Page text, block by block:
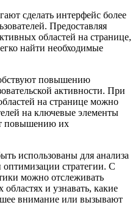
сделать интерфейс более
Предоставляя
областей на странице,
найти необходимые
повышению
активности. При
на странице можно
на ключевые элементы
повышению их
использованы для анализа
оптимизации стратегии. С
можно отслеживать
областях и узнавать, какие
внимание или вызывают